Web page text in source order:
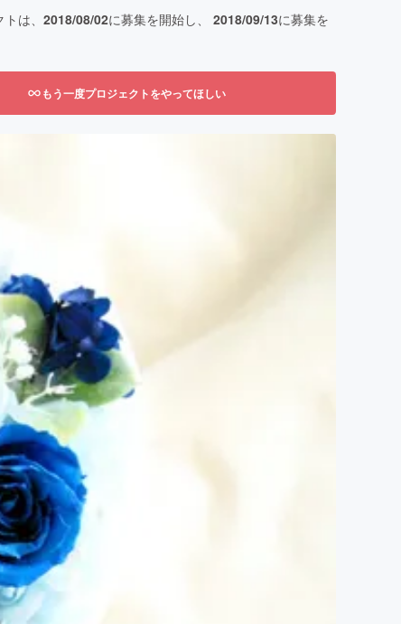
は、 2018/08/02に募集を開始し、 2018/09/13に募集を
もう一度プロジェクトをやってほしい